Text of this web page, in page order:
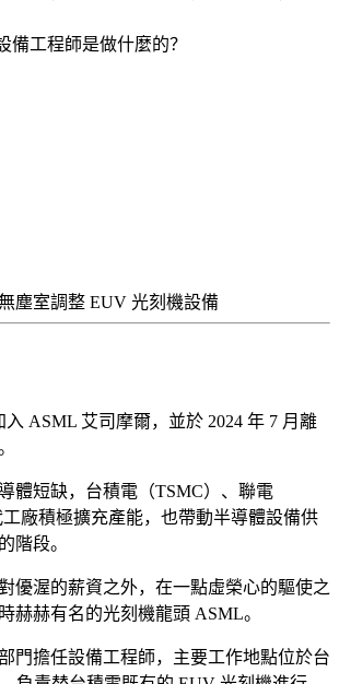
備工程師是做什麼的？
入 ASML 艾司摩爾，並於 2024 年 7 月離
體短缺，台積電（TSMC）、聯電
工廠積極擴充產能，也帶動半導體設備供
階段。
優渥的薪資之外，在一點虛榮心的驅使之
赫赫有名的光刻機龍頭 ASML。
門擔任設備工程師，主要工作地點位於台